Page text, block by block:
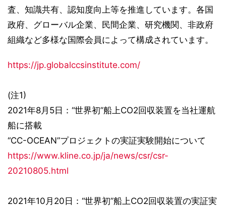
査、知識共有、認知度向上等を推進しています。各国
政府、グローバル企業、民間企業、研究機関、非政府
組織など多様な国際会員によって構成されています。
https://jp.globalccsinstitute.com/
(注1)
2021年8月5日：“世界初”船上CO2回収装置を当社運航
船に搭載
“CC-OCEAN”プロジェクトの実証実験開始について
https://www.kline.co.jp/ja/news/csr/csr-
20210805.html
2021年10月20日：“世界初”船上CO2回収装置の実証実